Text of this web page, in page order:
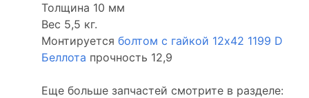
Толщина 10 мм
Вес 5,5 кг.
Монтируется болтом с гайкой 12х42 1199 D
Беллота прочность 12,9
Еще больше запчастей смотрите в разделе: